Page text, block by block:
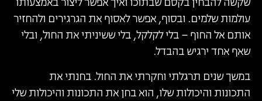
שקשה להבחין בקסם שבתוכו ואיך אפשר ליצור באמצעותו
עולמות שלמים. ובסוף, אפשר לאסוף את הגרגירים ולהחזיר
אותם אל החוף – בלי לקלקל, בלי ששיניתי את החול, ובלי
שאף אחד ירגיש בהבדל.
במשך שנים תרגלתי וחקרתי את החול. בחנתי את
התכונות והיכולות שלו, הוא בחן את התכונות והיכולות שלי